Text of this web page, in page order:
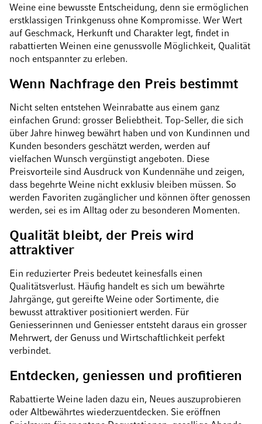
Weine eine bewusste Entscheidung, denn sie ermöglichen
erstklassigen Trinkgenuss ohne Kompromisse. Wer Wert
auf Geschmack, Herkunft und Charakter legt, findet in
rabattierten Weinen eine genussvolle Möglichkeit, Qualität
noch entspannter zu erleben.
Wenn Nachfrage den Preis bestimmt
Nicht selten entstehen Weinrabatte aus einem ganz
einfachen Grund: grosser Beliebtheit. Top-Seller, die sich
über Jahre hinweg bewährt haben und von Kundinnen und
Kunden besonders geschätzt werden, werden auf
vielfachen Wunsch vergünstigt angeboten. Diese
Preisvorteile sind Ausdruck von Kundennähe und zeigen,
dass begehrte Weine nicht exklusiv bleiben müssen. So
werden Favoriten zugänglicher und können öfter genossen
werden, sei es im Alltag oder zu besonderen Momenten.
Qualität bleibt, der Preis wird
attraktiver
Ein reduzierter Preis bedeutet keinesfalls einen
Qualitätsverlust. Häufig handelt es sich um bewährte
Jahrgänge, gut gereifte Weine oder Sortimente, die
bewusst attraktiver positioniert werden. Für
Geniesserinnen und Geniesser entsteht daraus ein grosser
Mehrwert, der Genuss und Wirtschaftlichkeit perfekt
verbindet.
Entdecken, geniessen und profitieren
Rabattierte Weine laden dazu ein, Neues auszuprobieren
oder Altbewährtes wiederzuentdecken. Sie eröffnen